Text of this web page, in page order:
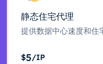
静态住宅代理
提供数据中心速度和住
$5/IP